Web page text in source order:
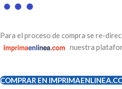
Para el proceso de compra se re-
nuestra
COMPRAR EN